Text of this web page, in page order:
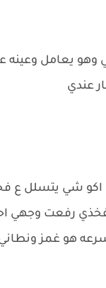
وهو يعامل
عندي
اكو شي يتسلل ع
رفعت وجهي
هو غمز